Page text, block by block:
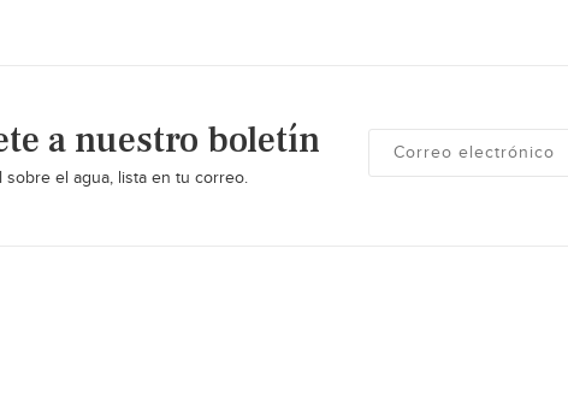
a nuestro boletín
sobre el agua, lista en tu correo.